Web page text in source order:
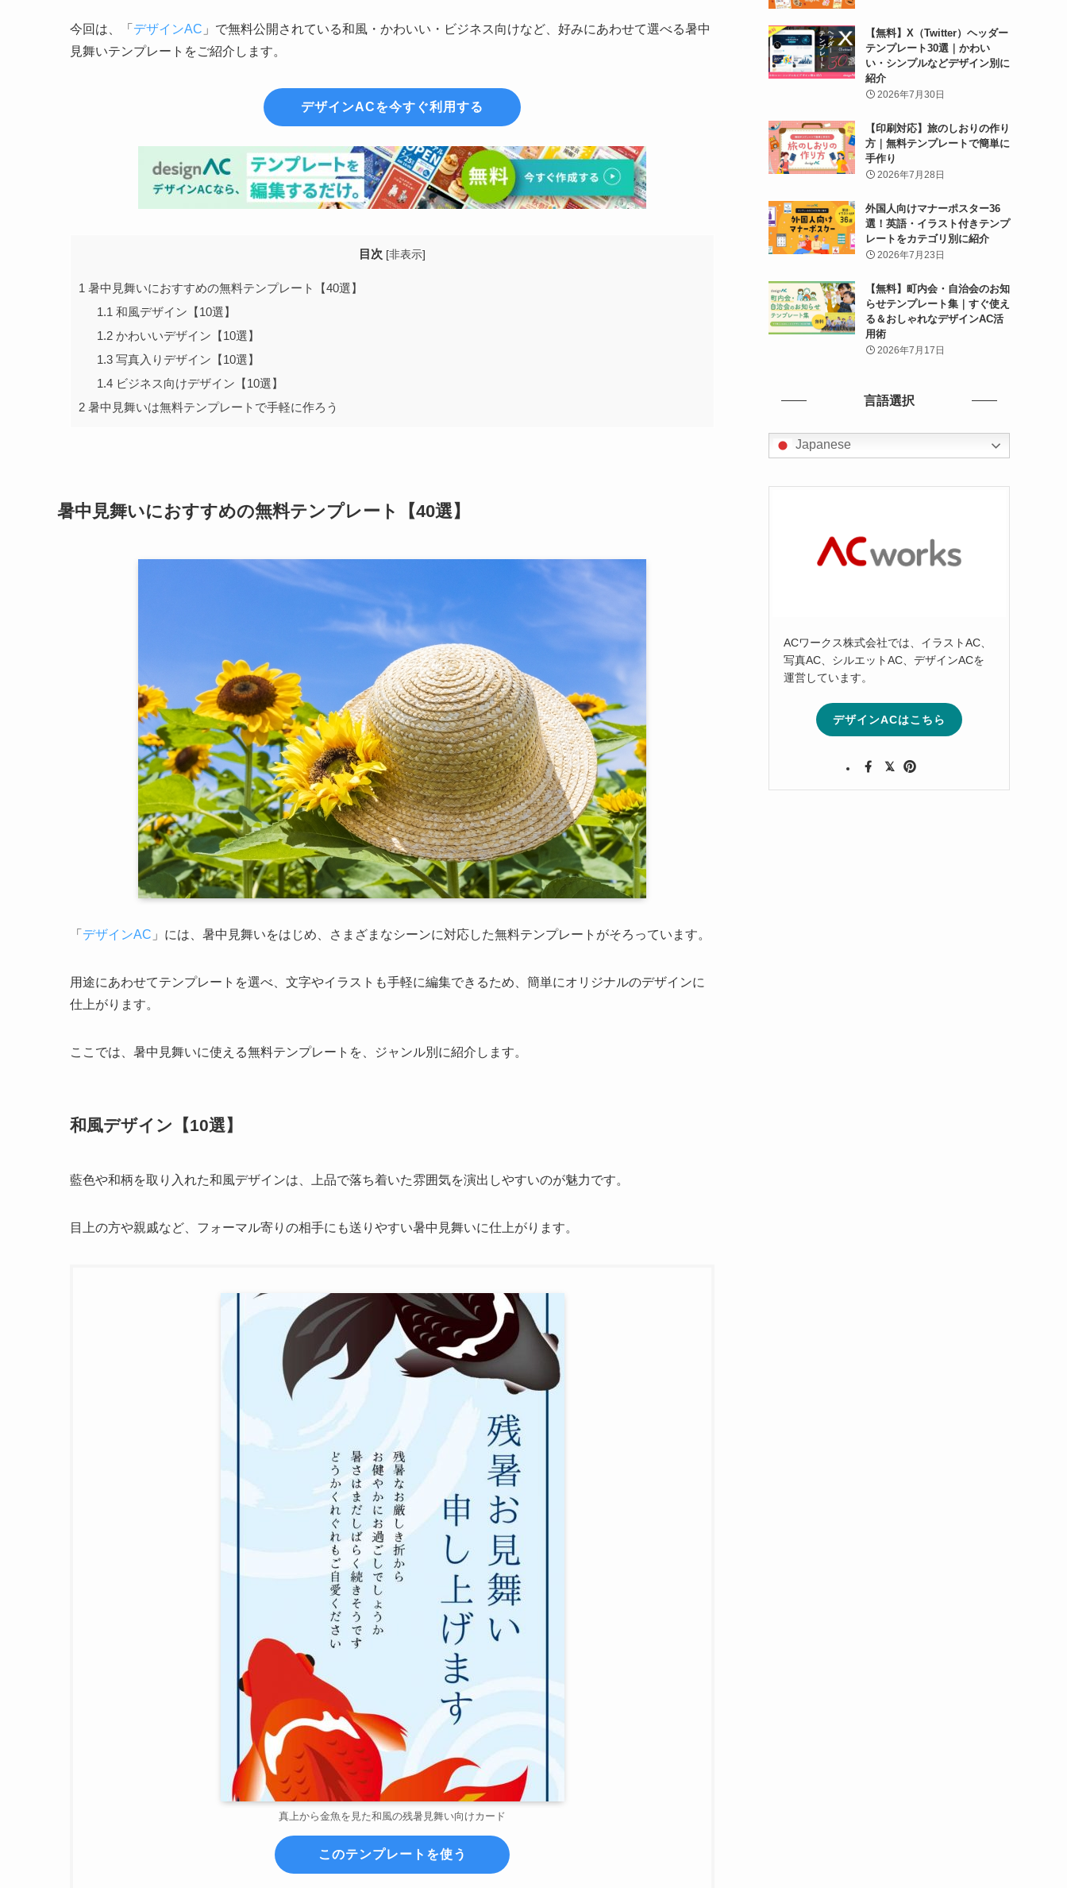
今回は、「 デザインAC 」で無料公開されている和風・かわいい・ビジネス向けなど、好みにあわせて選べる暑中
見舞いテンプレートをご紹介します。
デザインACを今すぐ利用する
目次 [非表示]
1 暑中見舞いにおすすめの無料テンプレート【40選】
1.1 和風デザイン【10選】
1.2かわいいデザイン【10選】
1.3写真入りデザイン【10選】
1.4ビジネス向けデザイン【10選】
2 暑中見舞いは無料テンプレートで手軽に作ろう
暑中見舞いにおすすめの無料テンプレート【40選】
「 デザインAC 」には、暑中見舞いをはじめ、さまざまなシーンに対応した無料テンプレートがそろっています。
用途にあわせてテンプレートを選べ、文字やイラストも手軽に編集できるため、簡単にオリジナルのデザインに
仕上がります。
ここでは、暑中見舞いに使える無料テンプレートを、ジャンル別に紹介します。
和風デザイン【10選】
藍色や和柄を取り入れた和風デザインは、上品で落ち着いた雰囲気を演出しやすいのが魅力です。
目上の方や親戚など、フォーマル寄りの相手にも送りやすい暑中見舞いに仕上がります。
真上から金魚を見た和風の残暑見舞い向けカード
このテンプレートを使う
【無料】X（Twitter）ヘッダー
テンプレート30選｜かわい
い・シンプルなどデザイン別に
紹介
2026年7月30日
【印刷対応】旅のしおりの作り
方｜無料テンプレートで簡単に
手作り
2026年7月28日
外国人向けマナーポスター36
選！英語・イラスト付きテンプ
レートをカテゴリ別に紹介
2026年7月23日
【無料】町内会・自治会のお知
らせテンプレート集｜すぐ使え
る＆おしゃれなデザインAC活
用術
2026年7月17日
言語選択
Japanese
ACワークス株式会社では、イラストAC、
写真AC、シルエットAC、デザインACを
運営しています。
デザインACはこちら